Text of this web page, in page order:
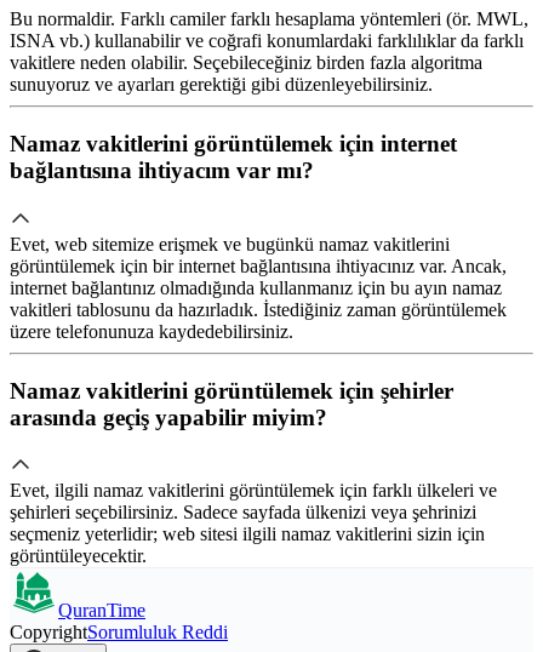
Bu normaldir. Farklı camiler farklı hesaplama yöntemleri (ör. MWL,
ISNA vb.) kullanabilir ve coğrafi konumlardaki farklılıklar da farklı
vakitlere neden olabilir. Seçebileceğiniz birden fazla algoritma
sunuyoruz ve ayarları gerektiği gibi düzenleyebilirsiniz.
Namaz vakitlerini görüntülemek için internet
bağlantısına ihtiyacım var mı?
Evet, web sitemize erişmek ve bugünkü namaz vakitlerini
görüntülemek için bir internet bağlantısına ihtiyacınız var. Ancak,
internet bağlantınız olmadığında kullanmanız için bu ayın namaz
vakitleri tablosunu da hazırladık. İstediğiniz zaman görüntülemek
üzere telefonunuza kaydedebilirsiniz.
Namaz vakitlerini görüntülemek için şehirler
arasında geçiş yapabilir miyim?
Evet, ilgili namaz vakitlerini görüntülemek için farklı ülkeleri ve
şehirleri seçebilirsiniz. Sadece sayfada ülkenizi veya şehrinizi
seçmeniz yeterlidir; web sitesi ilgili namaz vakitlerini sizin için
görüntüleyecektir.
QuranTime
CopyrightSorumluluk Reddi